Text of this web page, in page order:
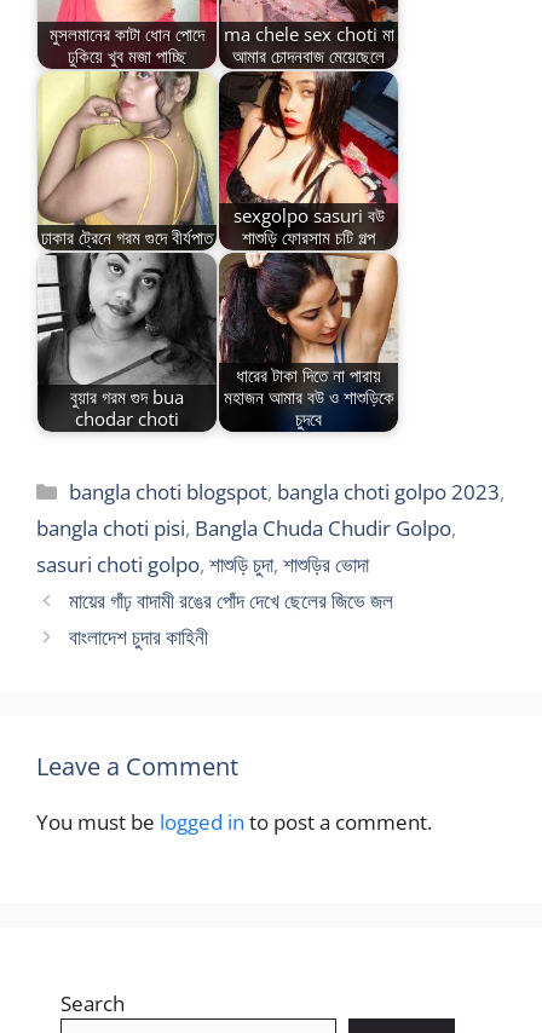
মুসলমানের কাটা ধোন পোদে
ঢুকিয়ে খুব মজা পাচ্ছি
ma chele sex choti মা
আমার চোদনবাজ মেয়েছেলে
ঢাকার ট্রেনে গরম গুদে বীর্যপাত
sexgolpo sasuri বউ
শাশুড়ি ফোরসাম চটি গল্প
বুয়ার গরম গুদ bua
chodar choti
ধারের টাকা দিতে না পারায়
মহাজন আমার বউ ও শাশুড়িকে
চুদবে
Categories
bangla choti blogspot, bangla choti golpo 2023,
bangla choti pisi, Bangla Chuda Chudir Golpo,
sasuri choti golpo, শাশুড়ি চুদা, শাশুড়ির ভোদা
মায়ের গাঁঢ় বাদামী রঙের পোঁদ দেখে ছেলের জিভে জল
বাংলাদেশ চুদার কাহিনী
Leave a Comment
You must be logged in to post a comment.
Search